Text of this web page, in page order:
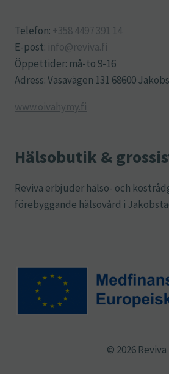
Telefon: +358 4497 391 14
E-post: info@reviva.fi
Öppettider: må-to 9-16
Adress: Vasavägen 131 68600
www.oivahymy.fi
Hälsobutik &
Reviva erbjuder hälso- och
förebyggande hälsovård i
© 2026 Reviva